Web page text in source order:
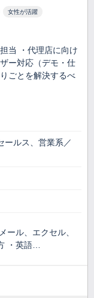
女性が活躍
当 ・代理店に向け
ー対応（デモ・仕
ごとを解決するべ
ールス、営業系／
ール、エクセル、
・英語…